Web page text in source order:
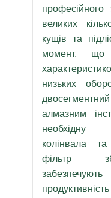
професійного
великих
кущів та
момент, що
низьких
алмазним
необхідну
колінвала
фільтр